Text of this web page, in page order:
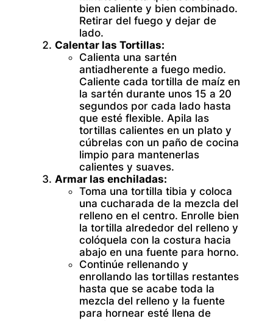
bien caliente y bien combinado.
Retirar del fuego y dejar de
lado.
Calentar las Tortillas:
Calienta una sartén
antiadherente a fuego medio.
Caliente cada tortilla de maíz en
la sartén durante unos 15 a 20
segundos por cada lado hasta
que esté flexible. Apila las
tortillas calientes en un plato y
cúbrelas con un paño de cocina
limpio para mantenerlas
calientes y suaves.
Armar las enchiladas:
Toma una tortilla tibia y coloca
una cucharada de la mezcla del
relleno en el centro. Enrolle bien
la tortilla alrededor del relleno y
colóquela con la costura hacia
abajo en una fuente para horno.
Continúe rellenando y
enrollando las tortillas restantes
hasta que se acabe toda la
mezcla del relleno y la fuente
para hornear esté llena de